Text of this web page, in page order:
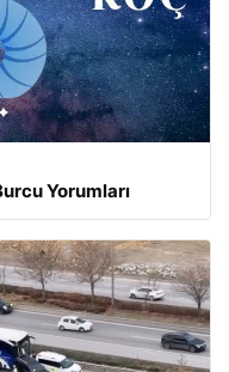
Yorumları